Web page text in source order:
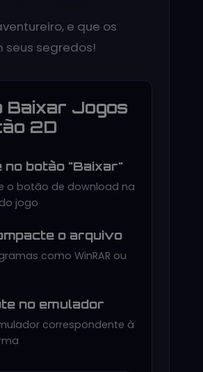
e que os
seus segredos!
Baixar Jogos
2D
no botão "Baixar"
o botão de download na
jogo
o arquivo
como WinRAR ou
no emulador
correspondente à